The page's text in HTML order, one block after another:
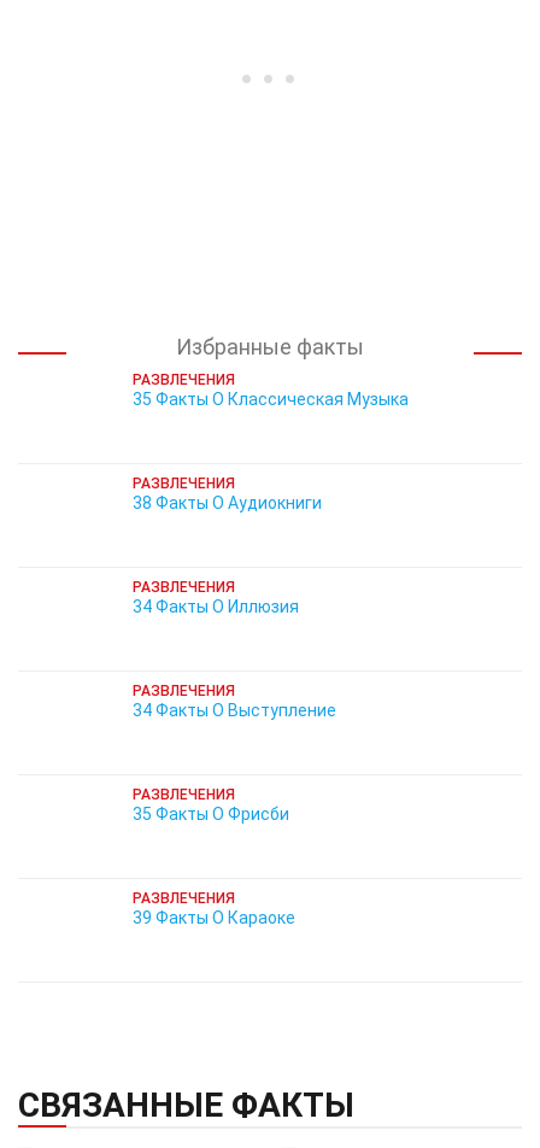
Избранные факты
РАЗВЛЕЧЕНИЯ
35 Факты О Классическая Музыка
РАЗВЛЕЧЕНИЯ
38 Факты О Аудиокниги
РАЗВЛЕЧЕНИЯ
34 Факты О Иллюзия
РАЗВЛЕЧЕНИЯ
34 Факты О Выступление
РАЗВЛЕЧЕНИЯ
35 Факты О Фрисби
РАЗВЛЕЧЕНИЯ
39 Факты О Караоке
СВЯЗАННЫЕ ФАКТЫ